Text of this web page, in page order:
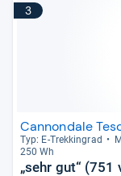
3
Cannondale
Typ: E-​Trek­kin­grad
250 Wh
„sehr gut“